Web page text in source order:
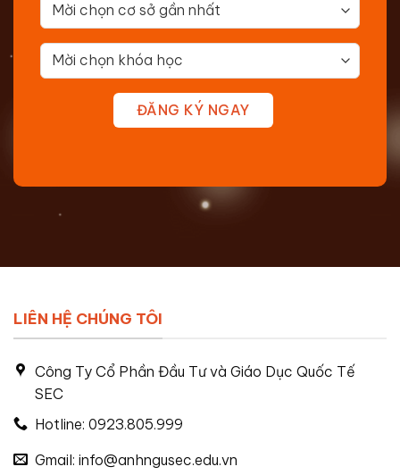
ĐĂNG KÝ NGAY
LIÊN HỆ CHÚNG TÔI
Công Ty Cổ Phần Đầu Tư và Giáo Dục Quốc Tế
SEC
Hotline: 0923.805.999
Gmail: info@anhngusec.edu.vn